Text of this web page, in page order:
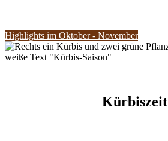
Highlights im Oktober - November
Kürbiszeit